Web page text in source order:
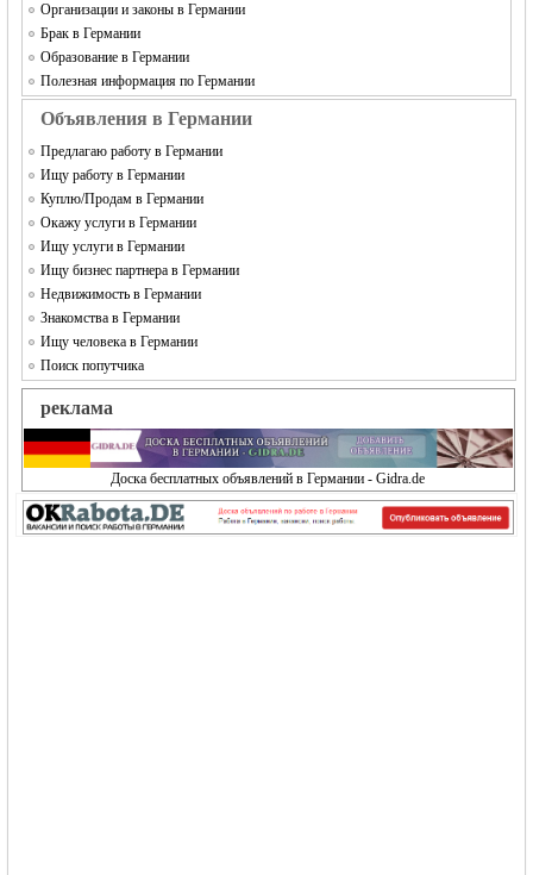
Организации и законы в Германии
Брак в Германии
Образование в Германии
Полезная информация по Германии
Объявления в Германии
Предлагаю работу в Германии
Ищу работу в Германии
Куплю/Продам в Германии
Окажу услуги в Германии
Ищу услуги в Германии
Ищу бизнес партнера в Германии
Недвижимость в Германии
Знакомства в Германии
Ищу человека в Германии
Поиск попутчика
реклама
Доска бесплатных объявлений в Германии - Gidra.de